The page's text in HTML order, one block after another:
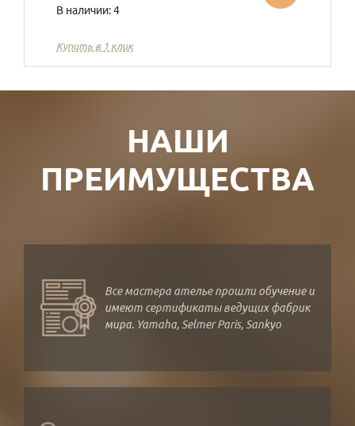
В наличии: 4
Купить в 1 клик
НАШИ
ПРЕИМУЩЕСТВА
Все мастера ателье прошли обучение и
имеют сертификаты ведущих фабрик
мира. Yamaha, Selmer Paris, Sankyo